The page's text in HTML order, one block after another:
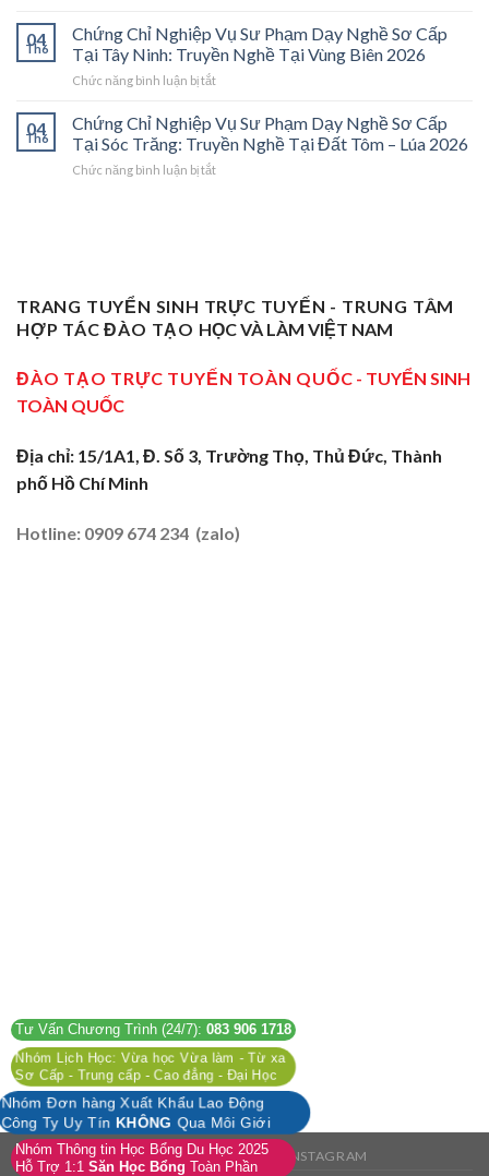
Cánh
Cửa
Nghề
“Thầy
Nghề”
Ở
Trung
Tâm
Cấp
Tại
Trà
Vinh
Bệ
Phóng
Cho
Thợ
Nghề
Chỉ
Nghiệp
Vụ
Sư
Dạy
Nghề
Sơ
Cấp
Cửa
Ngõ
Miền
2026
04
Th6
Chứng Chỉ Nghiệp Vụ Sư Phạm Dạy Nghề Sơ Cấp
Tại Tây Ninh: Truyền Nghề Tại Vùng Biên 2026
Chức năng bình luận bị tắtở
Chỉ
Nghiệp
Vụ
Sư
Tây
Ninh:
Truyền
Tại
04
Th6
Chứng Chỉ Nghiệp Vụ Sư Phạm Dạy Nghề Sơ Cấp
Tại Sóc Trăng: Truyền Nghề Tại Đất Tôm – Lúa 2026
Chức năng bình luận bị tắtở
Dạy
Nghề
Sơ
Tại
Nghề
Tại
Lúa
TRANG TUYỂN SINH TRỰC TUYẾN - TRUNG TÂM
HỢP TÁC ĐÀO TẠO HỌC VÀ LÀM VIỆT NAM
ĐÀO TẠO TRỰC TUYẾN TOÀN QUỐC - TUYỂN SINH
TOÀN QUỐC
Địa chỉ: 15/1A1, Đ. Số 3, Trường Thọ, Thủ Đức, Thành
phố Hồ Chí Minh
Hotline: 0909 674 234 (zalo)
FACEBOOK TWITTER INSTAGRAM
Tư Vấn Chương Trình (24/7): 083 906 1718
Nhóm Lịch Học: Vừa học Vừa làm - Từ xa
Sơ Cấp - Trung cấp - Cao đẳng - Đại Học
Nhóm Đơn hàng Xuất Khẩu Lao Động
Công Ty Uy TínKHÔNG Qua Môi Giới
Nhóm Thông tin Học Bổng Du Học 2025
Hỗ Trợ 1:1 Săn Học Bổng Toàn Phần